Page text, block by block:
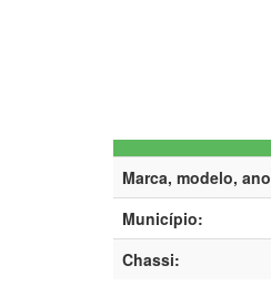
Marca, modelo,
Município:
Chassi: